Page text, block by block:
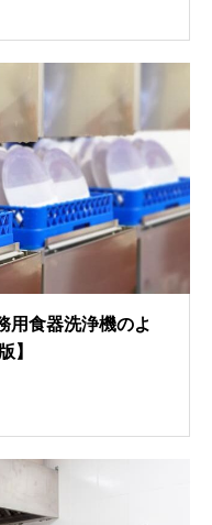
用食器洗浄機のよ
】